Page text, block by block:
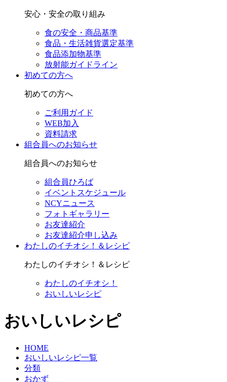
安心・安全の取り組み
食の安全・商品基準
食品・生活雑貨選定基準
食品添加物基準
放射能ガイドライン
初めての方へ
初めての方へ
ご利用ガイド
WEB加入
資料請求
組合員へのお知らせ
組合員へのお知らせ
組合員ひろば
イベントスケジュール
NCYニュース
フォトギャラリー
お友達紹介
お友達紹介申し込み
わたしのイチオシ！＆レシピ
わたしのイチオシ！＆レシピ
わたしのイチオシ！
おいしいレシピ
おいしいレシピ
HOME
おいしいレシピ一覧
分類
おかず